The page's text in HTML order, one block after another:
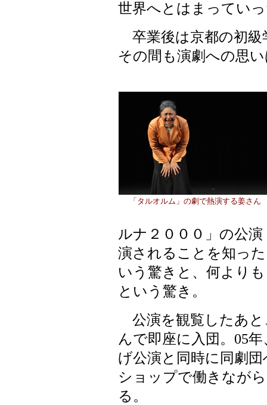
世界へとはまってい
卒業後は京都の初級
その間も演劇への思
「タルオルム」の劇で熱演する姜さん
ルナ２０００」の公
演されることを知っ
いう驚きと、何より
という驚き。
公演を観覧したあと
んで即座に入団。05
げ公演と同時に同劇
ショップで働きなが
る。